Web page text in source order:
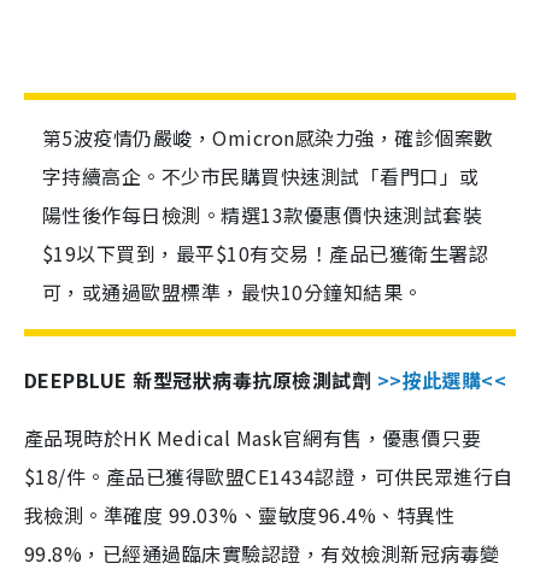
第5波疫情仍嚴峻，Omicron感染力強，確診個案數
字持續高企。不少市民購買快速測試「看門口」或
陽性後作每日檢測。精選13款優惠價快速測試套裝
$19以下買到，最平$10有交易！產品已獲衛生署認
可，或通過歐盟標準，最快10分鐘知結果。
DEEPBLUE 新型冠狀病毒抗原檢測試劑 >>按此選購<<
產品現時於HK Medical Mask官網有售，優惠價只要
$18/件。產品已獲得歐盟CE1434認證，可供民眾進行自
我檢測。準確度 99.03%、靈敏度96.4%、特異性
99.8%，已經通過臨床實驗認證，有效檢測新冠病毒變